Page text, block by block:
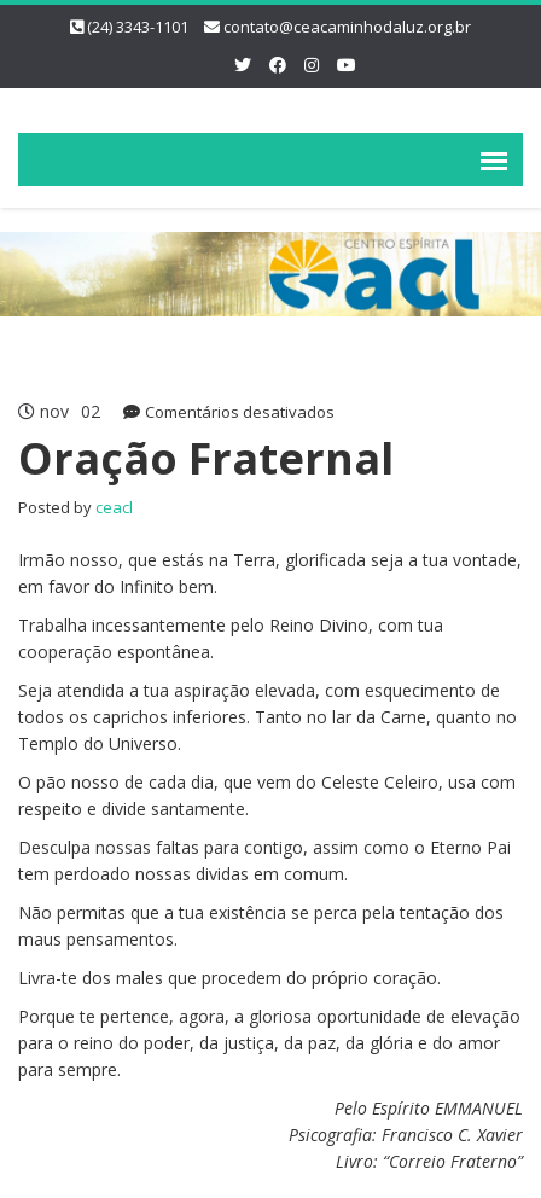
(24) 3343-1101 contato@ceacaminhodaluz.org.br
nov 02 Comentários desativados
Fraternal
Oração Fraternal
Posted byceacl
Irmão nosso, que estás na Terra, glorificada seja a tua vontade,
em favor do Infinito bem.
Trabalha incessantemente pelo Reino Divino, com tua
cooperação espontânea.
Seja atendida a tua aspiração elevada, com esquecimento de
todos os caprichos inferiores. Tanto no lar da Carne, quanto no
Templo do Universo.
O pão nosso de cada dia, que vem do Celeste Celeiro, usa com
respeito e divide santamente.
Desculpa nossas faltas para contigo, assim como o Eterno Pai
tem perdoado nossas dividas em comum.
Não permitas que a tua existência se perca pela tentação dos
maus pensamentos.
Livra-te dos males que procedem do próprio coração.
Porque te pertence, agora, a gloriosa oportunidade de elevação
para o reino do poder, da justiça, da paz, da glória e do amor
para sempre.
Pelo Espírito EMMANUEL
Psicografia: Francisco C. Xavier
Livro: “Correio Fraterno”